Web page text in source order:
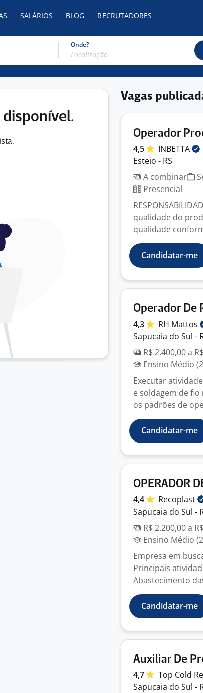
SALÁRIOS BLOG RECRUTADORES
Onde?
disponível.
Vagas
Operador
4,5
INBETTA
Esteio - RS
A combinar
Presencial
qualidade do
qualidade
Candidatar-me
Operador De
4,3 RH Mattos
Sapucaia do Sul -
R$ 2.400,00 a
Ensino Médio
Executar
e soldagem de
os padrões de
Candidatar-me
OPERADOR
4,4
Recoplast
Sapucaia do Sul -
R$ 2.200,00 a
Ensino Médio
Empresa em
Principais
Abastecimento
Candidatar-me
Auxiliar De
4,7 Top Cold
Sapucaia do Sul -